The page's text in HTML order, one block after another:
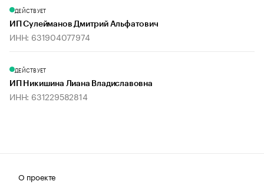
ДЕЙСТВУЕТ
ИП Сулейманов Дмитрий Альфатович
ИНН: 631904077974
ДЕЙСТВУЕТ
ИП Никишина Лиана Владиславовна
ИНН: 631229582814
О проекте